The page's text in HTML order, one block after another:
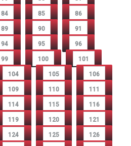
84 85 86
89 90 91
94 95 96
99 100 101
104 105 106
109 110 111
114 115 116
119 120 121
124 125 126